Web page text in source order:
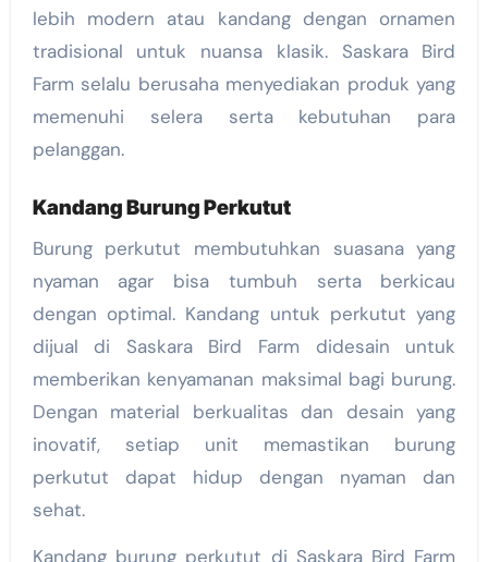
lebih modern atau kandang dengan ornamen
tradisional untuk nuansa klasik. Saskara Bird
Farm selalu berusaha menyediakan produk yang
memenuhi selera serta kebutuhan para
pelanggan.
Kandang Burung Perkutut
Burung perkutut membutuhkan suasana yang
nyaman agar bisa tumbuh serta berkicau
dengan optimal. Kandang untuk perkutut yang
dijual di Saskara Bird Farm didesain untuk
memberikan kenyamanan maksimal bagi burung.
Dengan material berkualitas dan desain yang
inovatif, setiap unit memastikan burung
perkutut dapat hidup dengan nyaman dan
sehat.
Kandang burung perkutut di Saskara Bird Farm